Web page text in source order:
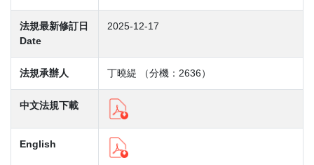
法規最新修訂日
Date
2025-12-17
法規承辦人 丁曉緹 （分機：2636）
中文法規下載
English